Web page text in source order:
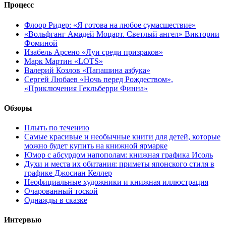
Процесс
Флоор Ридер: «Я готова на любое сумасшествие»
«Вольфганг Амадей Моцарт. Светлый ангел» Виктории
Фоминой
Изабель Арсено «Луи среди призраков»
Марк Мартин «LOTS»
Валерий Козлов «Папашина азбука»
Сергей Любаев «Ночь перед Рождеством»,
«Приключения Гекльберри Финна»
Обзоры
Плыть по течению
Самые красивые и необычные книги для детей, которые
можно будет купить на книжной ярмарке
Юмор с абсурдом напополам: книжная графика Исоль
Духи и места их обитания: приметы японского стиля в
графике Джосиан Келлер
Неофициальные художники и книжная иллюстрация
Очарованный тоской
Однажды в сказке
Интервью